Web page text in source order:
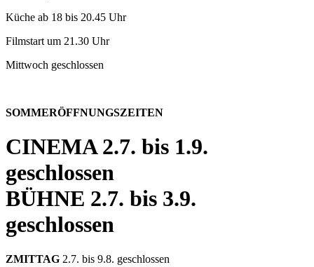
Küche ab 18 bis 20.45 Uhr
Filmstart um 21.30 Uhr
Mittwoch geschlossen
SOMMERÖFFNUNGSZEITEN
CINEMA2.7. bis 1.9.
geschlossen
BÜHNE 2.7. bis 3.9.
geschlossen
ZMITTAG 2.7. bis 9.8. geschlossen